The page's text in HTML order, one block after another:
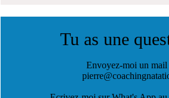
Tu as une
Envoyez-moi un mail